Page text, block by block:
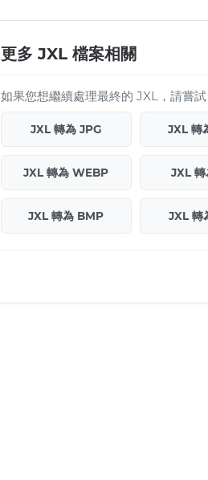
更多 JXL 檔案相關
如果您想繼續處理最終的 JXL，請嘗試
JXL 轉為 JPG JXL 轉
JXL 轉為 WEBP JXL 轉
JXL 轉為 BMP JXL 轉